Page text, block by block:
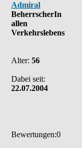
Admiral
BeherrscherIn
allen
Verkehrslebens
Alter: 56
Dabei seit:
22.07.2004
Bewertungen:0